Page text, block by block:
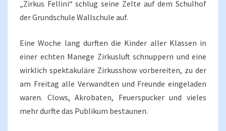
„Zirkus Fellini“ schlug seine Zelte auf dem Schulhof
der Grundschule Wallschule auf.
Eine Woche lang durften die Kinder aller Klassen in
einer echten Manege Zirkusluft schnuppern und eine
wirklich spektakuläre Zirkusshow vorbereiten, zu der
am Freitag alle Verwandten und Freunde eingeladen
waren. Clows, Akrobaten, Feuerspucker und vieles
mehr durfte das Publikum bestaunen.